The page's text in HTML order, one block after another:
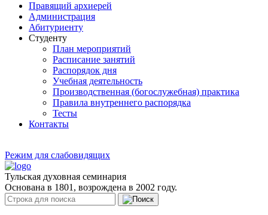
Правящий архиерей
Администрация
Абитуриенту
Студенту
План мероприятий
Расписание занятий
Распорядок дня
Учебная деятельность
Производственная (богослужебная) практика
Правила внутреннего распорядка
Тесты
Контакты
Режим для слабовидящих
Тульская духовная семинария
Основана в 1801, возрождена в 2002 году.